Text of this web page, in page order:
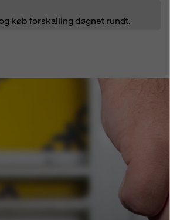
køb forskalling døgnet rundt.